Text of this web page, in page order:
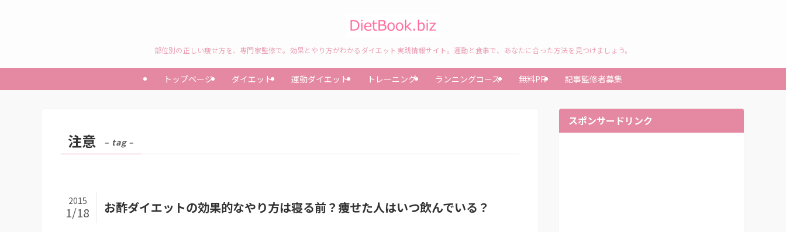
部位別の正しい痩せ方を、専門家監修で。効果とやり方がわかるダイエット実践情報サイト。運動と食事で、あなたに合った方法を見つけましょう。
トップページ ダイエット 運動ダイエット トレーニング ランニングコース 無料PR 記事監修者募集
注意 – tag –
お酢ダイエットの効果的なやり方は寝る前？痩せた人はいつ飲んでいる？
2015
1/18
スポンサードリンク